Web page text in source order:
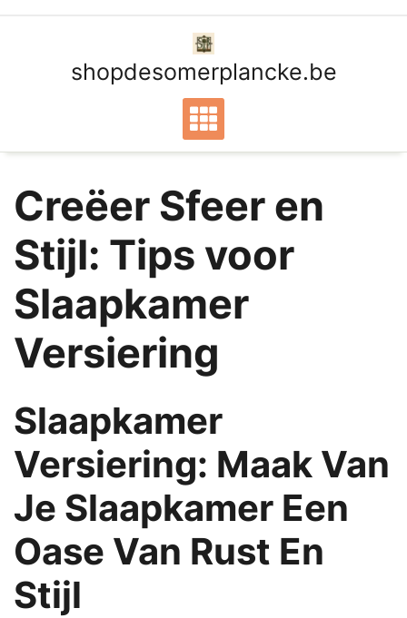
shopdesomerplancke.be
Creëer Sfeer en
Stijl: Tips voor
Slaapkamer
Versiering
Slaapkamer
Versiering: Maak Van
Je Slaapkamer Een
Oase Van Rust En
Stijl